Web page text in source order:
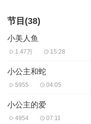
节目(38)
小美人鱼
1.47万 15:28
小公主和蛇
5955 04:05
小公主的爱
4954 07:11